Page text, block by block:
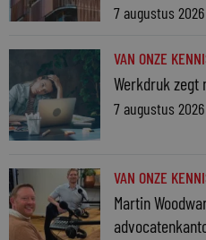
7 augustus 2026
VAN ONZE
Werkdruk zegt
7 augustus 2026
VAN ONZE
Martin